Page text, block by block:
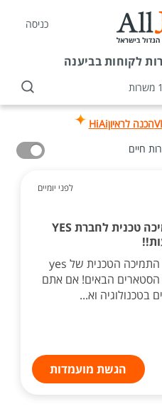
כניסה
לקוחות בביענה
הכנה לראיוןHiAi
חיים
לפני יומיים
דרושים נציגי תמיכה טכנית לחברת YES
יש לכם את זה ב-YES? מוקד התמיכה הטכנית של yes
הבאים! אם אתם
בטכנולוגיה וא...
הגשת מועמדות